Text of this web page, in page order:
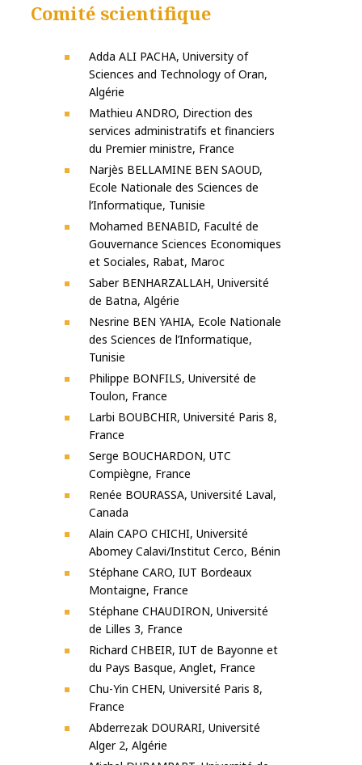
Comité scientifique
Adda ALI PACHA, University of
Sciences and Technology of Oran,
Algérie
Mathieu ANDRO, Direction des
services administratifs et financiers
du Premier ministre, France
Narjès BELLAMINE BEN SAOUD,
Ecole Nationale des Sciences de
l’Informatique, Tunisie
Mohamed BENABID, Faculté de
Gouvernance Sciences Economiques
et Sociales, Rabat, Maroc
Saber BENHARZALLAH, Université
de Batna, Algérie
Nesrine BEN YAHIA, Ecole Nationale
des Sciences de l’Informatique,
Tunisie
Philippe BONFILS, Université de
Toulon, France
Larbi BOUBCHIR, Université Paris 8,
France
Serge BOUCHARDON, UTC
Compiègne, France
Renée BOURASSA, Université Laval,
Canada
Alain CAPO CHICHI, Université
Abomey Calavi/Institut Cerco, Bénin
Stéphane CARO, IUT Bordeaux
Montaigne, France
Stéphane CHAUDIRON, Université
de Lilles 3, France
Richard CHBEIR, IUT de Bayonne et
du Pays Basque, Anglet, France
Chu-Yin CHEN, Université Paris 8,
France
Abderrezak DOURARI, Université
Alger 2, Algérie